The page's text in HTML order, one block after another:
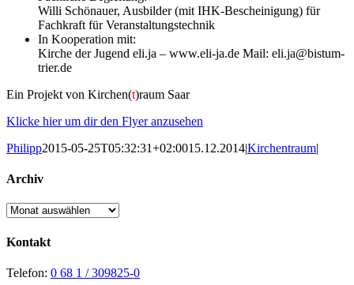
Willi Schönauer, Ausbilder (mit IHK-Bescheinigung) für
Fachkraft für Veranstaltungstechnik
In Kooperation mit:
Kirche der Jugend eli.ja – www.eli-ja.de Mail: eli.ja@bistum-
trier.de
Ein Projekt von Kirchen(t)raum Saar
Klicke hier um dir den Flyer anzusehen
Philipp2015-05-25T05:32:31+02:0015.12.2014|Kirchentraum|
Archiv
Archiv
Kontakt
Telefon: 0 68 1 / 309825-0